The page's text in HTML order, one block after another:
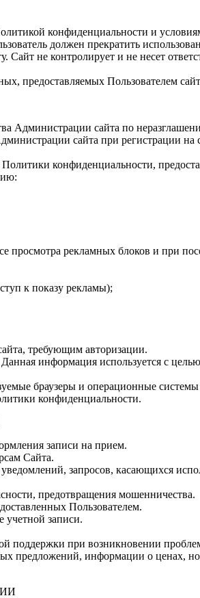
конфиденциальности и
должен прекратить
не контролирует и не несет
предоставляемых Пользователем
Администрации сайта по
сайта при регистрации
конфиденциальности,
просмотра рекламных блоков и при
к показу рекламы);
требующим авторизации.
информация используется с
браузеры и операционные
конфиденциальности.
записи на прием.
Сайта.
запросов, касающихся
предотвращения мошенничества.
Пользователем.
учетной записи.
поддержки при возникновении
предложений, информации о ценах,